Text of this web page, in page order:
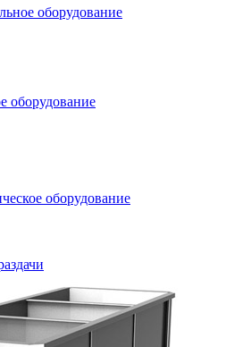
оборудование
оборудование
оборудование